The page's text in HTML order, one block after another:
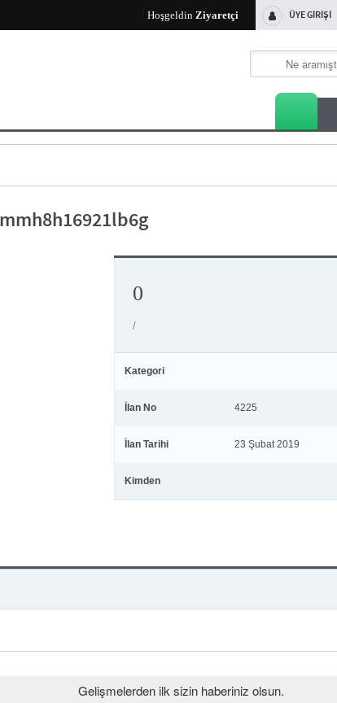
ÜYE GİRİŞİ
Hoşgeldin Ziyaretçi
0
/
Kategori
İlan No 4225
İlan Tarihi 23 Şubat 2019
Kimden
Gelişmelerden ilk sizin haberiniz olsun.